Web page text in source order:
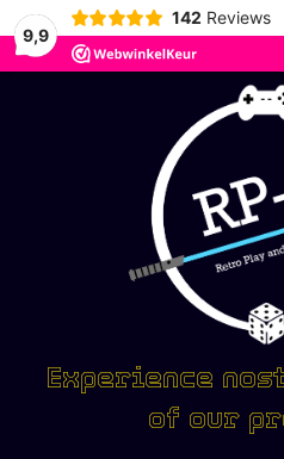
9,9
142 Reviews
Experience
of our